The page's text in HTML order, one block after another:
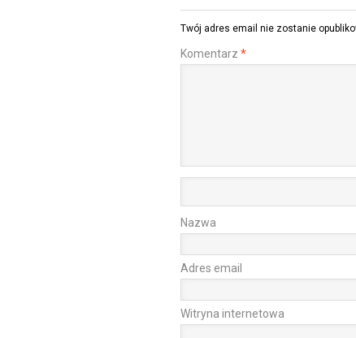
Twój adres email nie zostanie
Komentarz *
Nazwa
Adres email
Witryna internetowa